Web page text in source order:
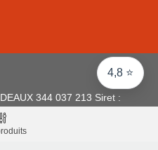
4,8 ⭐
344 037 213 Siret :
2026 Tous droits réservés